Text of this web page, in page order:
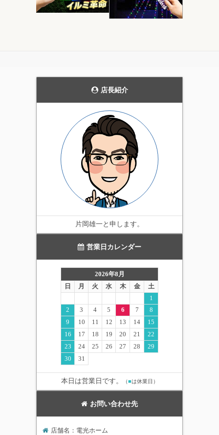
張しすぎない雰囲気を持
った上品なガーデンライ
わらず屋外で利用可能な
実用性の高いイルミネー
ション。当店一番のオス
スメ商品です。
店長紹介
片岡雄一と申します。
営業日カレンダー
2026年8月
日
月 火 水 木 金
土
1
2
3 4 5 6 7
8
9
10 11 12 13 14
15
16
17 18 19 20 21
22
23
24 25 26 27 28
29
30
31
本日は営業日です。 （■は休業日）
お問い合わせ先
店舗名：電光ホーム